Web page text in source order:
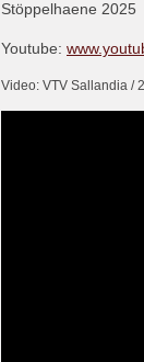
Stöppelhaene 2025
Youtube:
Video: VTV Sallandia /